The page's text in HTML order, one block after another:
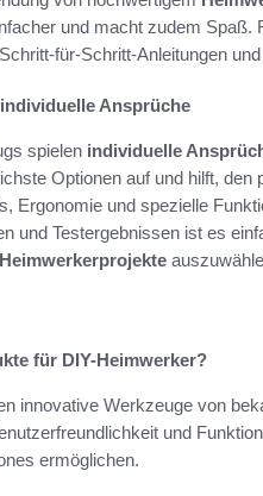
und macht zudem Spaß.
für-Schritt-Anleitungen
Ansprüche
spielen individuelle
Optionen auf und hilft,
Ergonomie und spezielle
und Testergebnissen ist es
für DIY-Heimwerker?
innovative Werkzeuge von
und
ermöglichen.